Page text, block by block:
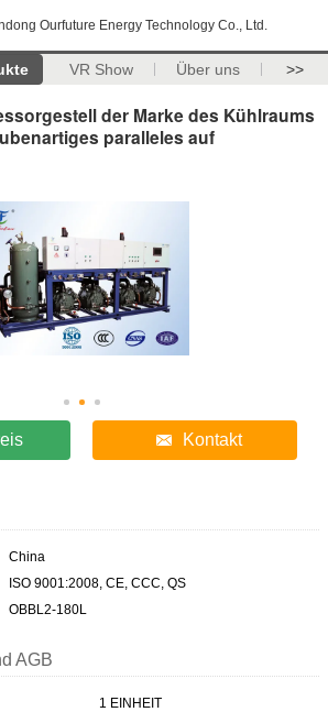
Ourfuture Energy Technology Co., Ltd.
VR Show Über uns >>
der Marke des Kühlraums
paralleles auf
Kontakt
China
ISO 9001:2008, CE, CCC, QS
OBBL2-180L
AGB
1 EINHEIT